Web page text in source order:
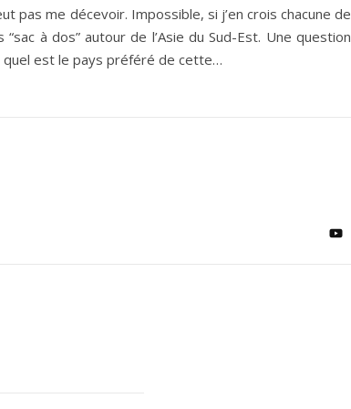
pas me décevoir. Impossible, si j’en crois chacune de
à dos” autour de l’Asie du Sud-Est. Une question
est le pays préféré de cette…